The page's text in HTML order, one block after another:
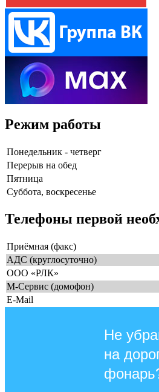
Режим работы
Понедельник - четверг
Перерыв на обед
Пятница
Суббота, воскресенье
Телефоны первой
Приёмная (факс)
АДС (круглосуточно)
ООО «РЛК»
М-Сервис (домофон)
E-Mail
Не
на